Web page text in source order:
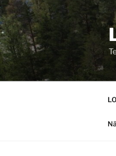
Siirry
sisältöön